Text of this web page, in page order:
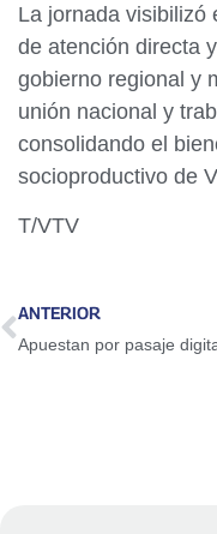
La jornada visibilizó
de atención directa
gobierno regional y
unión nacional y
consolidando el
socioproductivo de
T/VTV
ANTERIOR